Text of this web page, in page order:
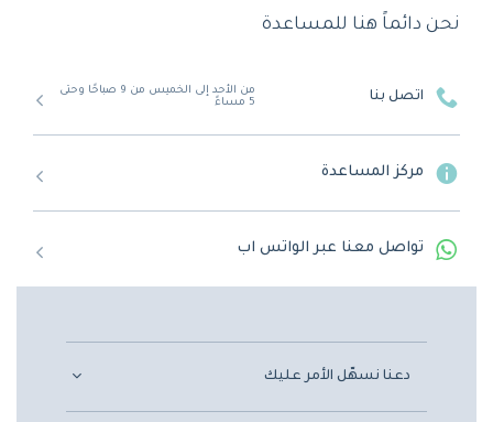
نحن دائماً هنا للمساعدة
اتصل بنا
من الأحد إلى الخميس من 9 صباحًا وحتى
5 مساءً
مركز المساعدة
تواصل معنا عبر الواتس اب
دعنا نسهّل الأمر عليك